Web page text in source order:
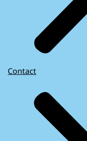
Contact